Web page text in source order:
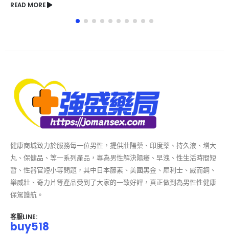
READ MORE
健康商城致力於服務每一位男性，提供壯陽藥、印度藥、持久液、增大
丸、保健品、等一系列產品，專為男性解決陽痿、早洩、性生活時間短
暫、性器官短小等問題，其中日本藤素、美國黑金、犀利士、威而鋼、
樂威壯、奇力片等產品受到了大家的一致好評，真正做到為男性性健康
保駕護航。
客服LINE:
buy518